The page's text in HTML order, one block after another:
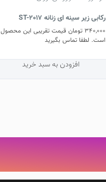
رکابی زیر سینه ای زنانه ST-2017
340,000 تومانقیمت تقریبی این محصول
است. لطفا تماس بگیرید
افزودن به سبد خرید